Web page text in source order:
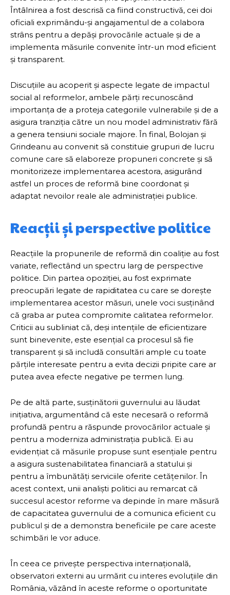
Întâlnirea a fost descrisă ca fiind constructivă, cei doi
oficiali exprimându-și angajamentul de a colabora
strâns pentru a depăși provocările actuale și de a
implementa măsurile convenite într-un mod eficient
și transparent.
Discuțiile au acoperit și aspecte legate de impactul
social al reformelor, ambele părți recunoscând
importanța de a proteja categoriile vulnerabile și de a
asigura tranziția către un nou model administrativ fără
a genera tensiuni sociale majore. În final, Bolojan și
Grindeanu au convenit să constituie grupuri de lucru
comune care să elaboreze propuneri concrete și să
monitorizeze implementarea acestora, asigurând
astfel un proces de reformă bine coordonat și
adaptat nevoilor reale ale administrației publice.
Reacții și perspective politice
Reacțiile la propunerile de reformă din coaliție au fost
variate, reflectând un spectru larg de perspective
politice. Din partea opoziției, au fost exprimate
preocupări legate de rapiditatea cu care se dorește
implementarea acestor măsuri, unele voci susținând
că graba ar putea compromite calitatea reformelor.
Criticii au subliniat că, deși intențiile de eficientizare
sunt binevenite, este esențial ca procesul să fie
transparent și să includă consultări ample cu toate
părțile interesate pentru a evita decizii pripite care ar
putea avea efecte negative pe termen lung.
Pe de altă parte, susținătorii guvernului au lăudat
inițiativa, argumentând că este necesară o reformă
profundă pentru a răspunde provocărilor actuale și
pentru a moderniza administrația publică. Ei au
evidențiat că măsurile propuse sunt esențiale pentru
a asigura sustenabilitatea financiară a statului și
pentru a îmbunătăți serviciile oferite cetățenilor. În
acest context, unii analiști politici au remarcat că
succesul acestor reforme va depinde în mare măsură
de capacitatea guvernului de a comunica eficient cu
publicul și de a demonstra beneficiile pe care aceste
schimbări le vor aduce.
În ceea ce privește perspectiva internațională,
observatori externi au urmărit cu interes evoluțiile din
România, văzând în aceste reforme o oportunitate